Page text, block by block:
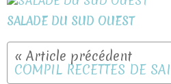
SALADE DU SUD OUEST
COMPIL RECETTES DE